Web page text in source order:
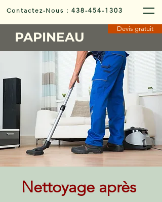
Contactez-Nous :438-454-1303
PAPINEAU
Devis gratuit
Nettoyage après